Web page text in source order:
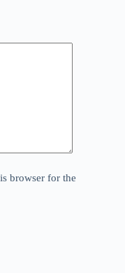
browser for the